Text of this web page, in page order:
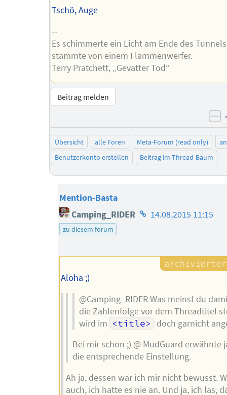
Tschö, Auge
--
Es schimmerte ein Licht am Ende des
stammte von einem Flammenwerfer.
Terry Pratchett, „Gevatter Tod“
Beitrag melden
Übersicht alle Foren Meta-Forum (read only)
Benutzerkonto erstellen
Beitrag im Thread-Baum
Mention-Basta
Camping_RIDER Homepage
14.08.2015 11:15
zu diesem forum
Aloha ;)
@Camping_RIDER Was meinst du
die Zahlenfolge vor dem Threadtitel
wird im <title>
doch garnicht
Bei mir schon ;) @ MudGuard erwähnte
die entsprechende Einstellung.
Ah ja, dessen war ich mir nicht bewusst.
auch, ich hatte es nie an. Und ja, ich las,